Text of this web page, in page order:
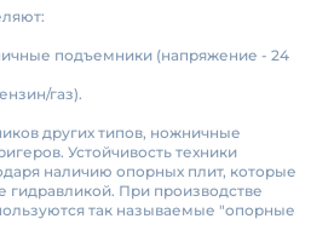
подъемники (напряжение - 24
газ).
других типов, ножничные
Устойчивость техники
наличию опорных плит, которые
гидравликой. При производстве
так называемые "опорные